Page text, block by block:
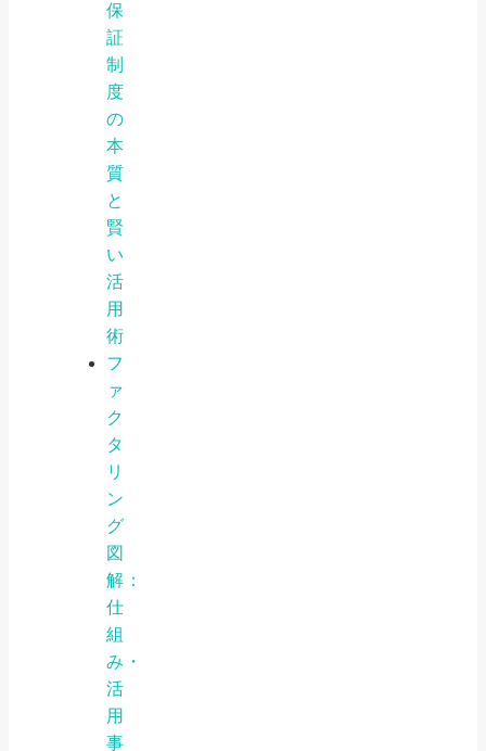
保
証
制
度
の
本
質
と
賢
い
活
用
術
フ
ァ
ク
タ
リ
ン
グ
図
解：
仕
組
み・
活
用
事